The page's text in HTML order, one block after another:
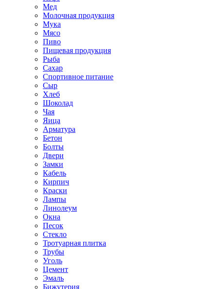
Мед
Молочная продукция
Мука
Мясо
Пиво
Пищевая продукция
Рыба
Сахар
Спортивное питание
Сыр
Хлеб
Шоколад
Чая
Яица
Арматура
Бетон
Болты
Двери
Замки
Кабель
Кирпич
Краски
Лампы
Линолеум
Окна
Песок
Стекло
Тротуарная плитка
Трубы
Уголь
Цемент
Эмаль
Бижутерия